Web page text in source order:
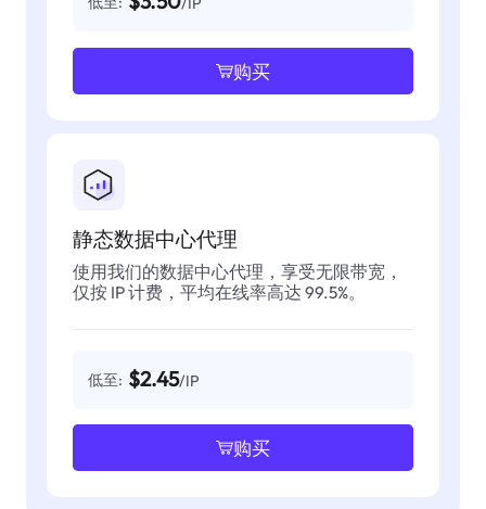
购买
静态数据中心代理
使用我们的数据中心代理，享受无限带宽，
仅按 IP 计费，平均在线率高达 99.5%。
低至: $2.45/IP
购买